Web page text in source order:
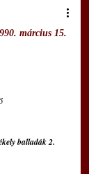
március 15.
balladák 2.